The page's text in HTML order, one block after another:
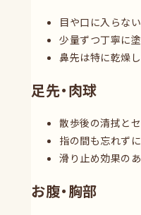
目や口に入らな
少量ずつ丁寧に
鼻先は特に乾燥
足先・肉球
散歩後の清拭と
指の間も忘れず
滑り止め効果の
お腹・胸部